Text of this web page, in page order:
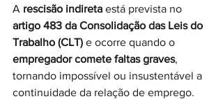
A rescisão indireta está prevista no
artigo 483 da Consolidação das Leis do
Trabalho (CLT) e ocorre quando o
empregador comete faltas graves,
tornando impossível ou insustentável a
continuidade da relação de emprego.